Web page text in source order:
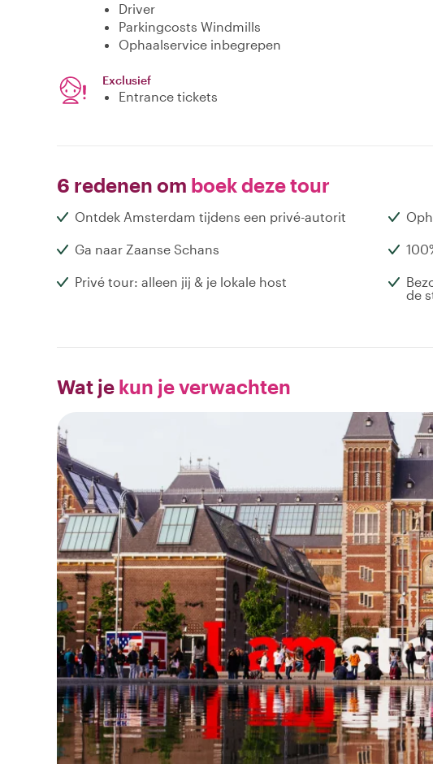
Driver
Parkingcosts Windmills
Ophaalservice inbegrepen
Exclusief
Entrance tickets
6 redenen om boek deze tour
Ontdek Amsterdam tijdens een privé-autorit
Ga naar Zaanse Schans
Privé tour: alleen jij & je lokale host
de
Wat je kun je verwachten